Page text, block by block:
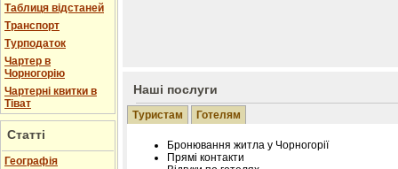
Таблиця відстаней
Транспорт
Турподаток
Чартер в
Чорногорію
Чартерні квитки в
Тіват
Статті
Географія
Наші послуги
Туристам Готелям
Бронювання житла у Чорногорії
Прямі контакти